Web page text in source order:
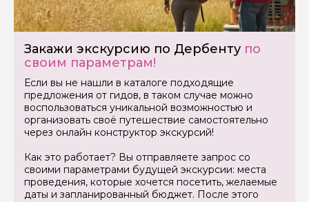
Закажи экскурсию по Дербенту по
своим параметрам!
Если вы не нашли в каталоге подходящие
предложения от гидов, в таком случае можно
воспользоваться уникальной возможностью и
организовать своё путешествие самостоятельно
через онлайн конструктор экскурсий!
Как это работает? Вы отправляете запрос со
своими параметрами будущей экскурсии: места
проведения, которые хочется посетить, желаемые
даты и запланированный бюджет. После этого